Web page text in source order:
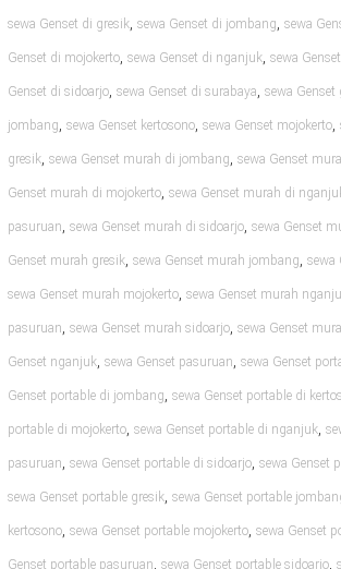
sewa Genset di gresik, sewa Genset di jombang, sewa
Genset di mojokerto, sewa Genset di nganjuk, sewa
Genset di sidoarjo, sewa Genset di surabaya, sewa Genset
jombang, sewa Genset kertosono, sewa Genset mojokerto,
gresik, sewa Genset murah di jombang, sewa Genset
Genset murah di mojokerto, sewa Genset murah di
pasuruan, sewa Genset murah di sidoarjo, sewa Genset
Genset murah gresik, sewa Genset murah jombang, sewa
sewa Genset murah mojokerto, sewa Genset murah
pasuruan, sewa Genset murah sidoarjo, sewa Genset
Genset nganjuk, sewa Genset pasuruan, sewa Genset
Genset portable di jombang, sewa Genset portable di
portable di mojokerto, sewa Genset portable di nganjuk,
pasuruan, sewa Genset portable di sidoarjo, sewa Genset
sewa Genset portable gresik, sewa Genset portable
kertosono, sewa Genset portable mojokerto, sewa Genset
Genset portable pasuruan, sewa Genset portable sidoarjo,